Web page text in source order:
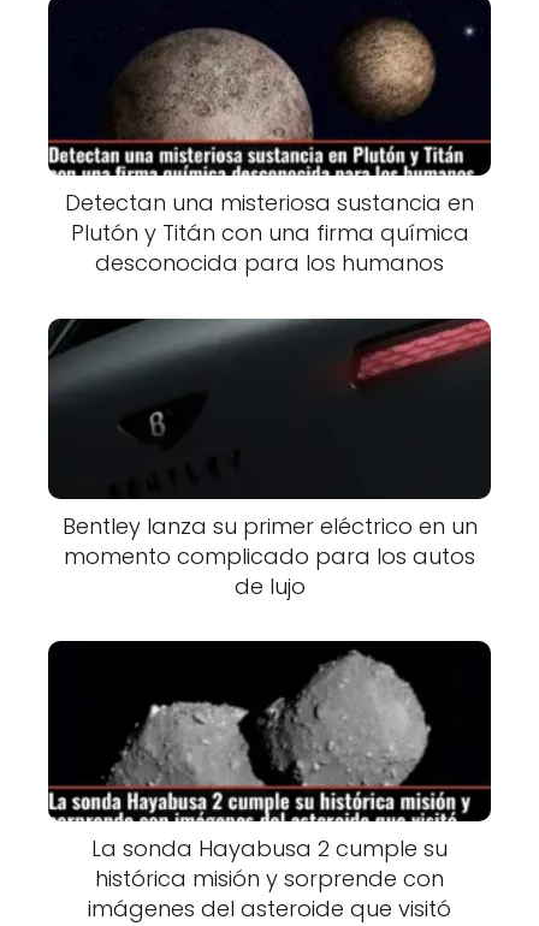
Detectan una misteriosa sustancia en
Plutón y Titán con una firma química
desconocida para los humanos
Bentley lanza su primer eléctrico en un
momento complicado para los autos
de lujo
La sonda Hayabusa 2 cumple su
histórica misión y sorprende con
imágenes del asteroide que visitó